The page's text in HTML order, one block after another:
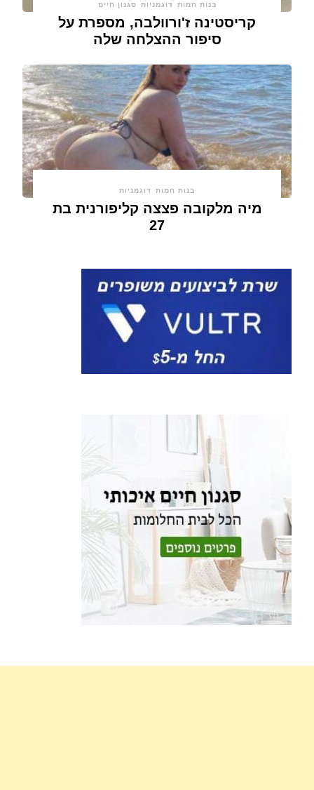
בנות חמות דוגמניות סגנון חיים
קריסטינה ז'ורוולבה, מספרת על
סיפור ההצלחה שלה
בנות חמות דוגמניות
מיה מלקובה פצצה קליפורנית בת
27